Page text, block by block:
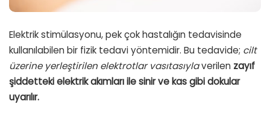
Elektrik stimülasyonu, pek çok hastalığın tedavisinde
kullanılabilen bir fizik tedavi yöntemidir. Bu tedavide; cilt
üzerine yerleştirilen elektrotlar vasıtasıylaverilen zayıf
şiddetteki elektrik akımları ile sinir ve kas gibi dokular
uyarılır.